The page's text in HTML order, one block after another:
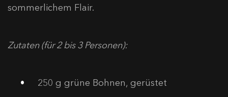
sommerlichem Flair.
Zutaten (für 2 bis 3 Personen):
250 g grüne Bohnen, gerüstet